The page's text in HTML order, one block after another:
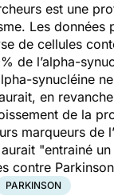
est une
Les
de cellules
de l’alpha-
synucléine
en
de la
marqueurs de
"entrainé
contre
PARKINSON